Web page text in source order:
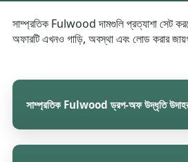
সাম্প্রতিক Fulwood দামগুলি প্রত্যাশা সেট
অফারটি এখনও গাড়ি, অবস্থা এবং লোড করার
সাম্প্রতিক Fulwood ড্রপ-অফ উদ্ধৃতি